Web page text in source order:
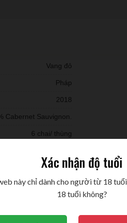
Vang đỏ
Pháp
2018
Cabernet Sauvignon.
6 chai/ thùng
750ml
13,5%
Xác nhận độ tuổi
này chỉ dành cho người từ 18
18 tuổi không?